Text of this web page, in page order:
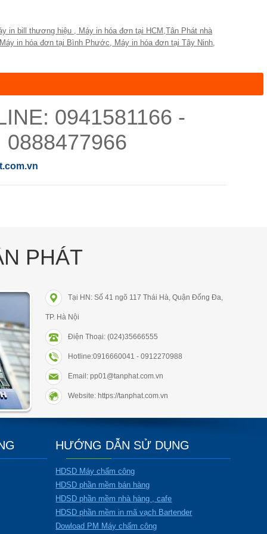
in bill thương hiệu , Máy in hóa đơn tại HCM ,Tân Phát nhà
in hóa đơn tại Bình Phước, Máy in hóa đơn tại Tây Ninh,
0941581166 -
0888477966
PHÁT
Tại HN: Số 41 ngõ 117 Thái Hà, Quận Đống Đa,
TP. Hà Nội
Điện Thoại: (024)35666555
Hotline:0916660041 - 0912270988
Email: pp01@tanphat.com.vn
Website: https://tanphat.com.vn
HƯỚNG DẪN SỬ DỤNG
HDSD Máy chấm công
HDSD phần mềm bán hàng
HDSD phần mềm nhà hàng , cafe
HDSD phần mềm in mã vạch Bartender
Dowload PM Máy chấm công